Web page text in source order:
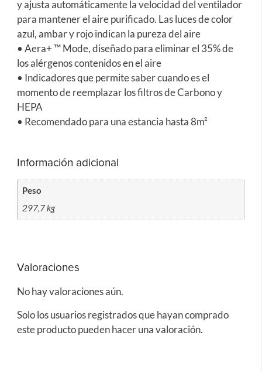
y ajusta automáticamente la velocidad del ventilador
para mantener el aire purificado. Las luces de color
azul, ambar y rojo indican la pureza del aire
• Aera+ ™ Mode, diseñado para eliminar el 35% de
los alérgenos contenidos en el aire
• Indicadores que permite saber cuando es el
momento de reemplazar los filtros de Carbono y
HEPA
• Recomendado para una estancia hasta 8m²
Información adicional
Peso
297,7 kg
Valoraciones
No hay valoraciones aún.
Solo los usuarios registrados que hayan comprado
este producto pueden hacer una valoración.